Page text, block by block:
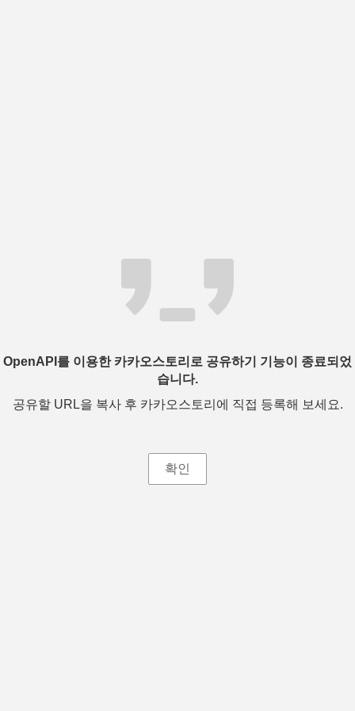
OpenAPI를 이용한 카카오스토리로 공유하기 기능이 종료되었
습니다.
공유할 URL을 복사 후 카카오스토리에 직접 등록해 보세요.
확인